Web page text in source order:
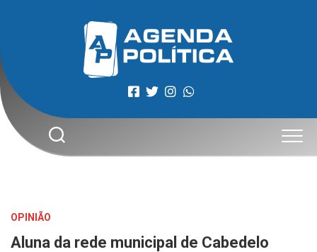
OPINIÃO
Aluna da rede municipal de Cabedelo